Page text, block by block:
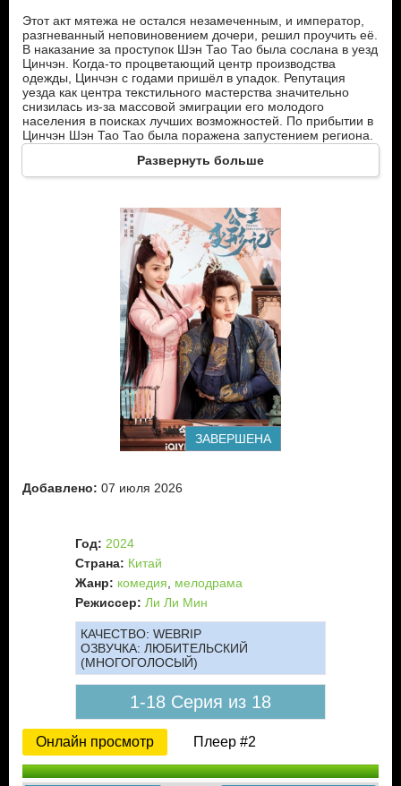
Этот акт мятежа не остался незамеченным, и император,
разгневанный неповиновением дочери, решил проучить её.
В наказание за проступок Шэн Тао Тао была сослана в уезд
Цинчэн. Когда-то процветающий центр производства
одежды, Цинчэн с годами пришёл в упадок. Репутация
уезда как центра текстильного мастерства значительно
снизилась из-за массовой эмиграции его молодого
населения в поисках лучших возможностей. По прибытии в
Цинчэн Шэн Тао Тао была поражена запустением региона.
Осознавая огромный потенциал, который таился в опытных
мастерах, девушка решила возродить поблекшую славу
региона.
Развернуть больше
ЗАВЕРШЕНА
Добавлено: 07 июля 2026
Год: 2024
Страна: Китай
Жанр: комедия, мелодрама
Режиссер: Ли Ли Мин
КАЧЕСТВО: WEBRIP
ОЗВУЧКА: ЛЮБИТЕЛЬСКИЙ
(МНОГОГОЛОСЫЙ)
1-18 Серия из 18
Онлайн просмотр Плеер #2